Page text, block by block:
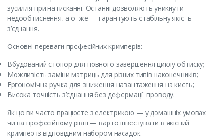
зусилля при натисканні. Останні дозволяють уникнути
недообтиснення, а отже — гарантують стабільну якість
з’єднання.
Основні переваги професійних кримперів:
Вбудований стопор для повного завершення циклу обтиску;
Можливість заміни матриць для різних типів наконечників;
Ергономічна ручка для зниження навантаження на кисть;
Висока точність з’єднання без деформації проводу.
Якщо ви часто працюєте з електрикою — у домашніх умовах
чи на професійному рівні — варто інвестувати в якісний
кримпер із відповідним набором насадок.